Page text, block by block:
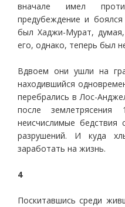
вначале имел
предубеждение и
был Хаджи-Мурат,
его, однако, теперь был
Вдвоем они ушли на
находившийся
перебрались в Лос-
после
неисчислимые
разрушений. И куда
заработать на жизнь.
4
Поскитавшись среди